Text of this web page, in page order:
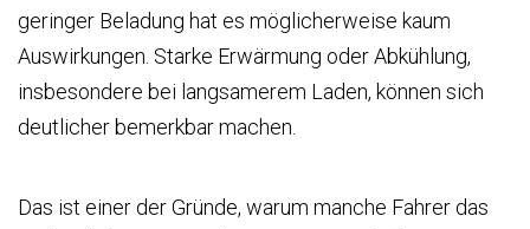
geringer Beladung hat es möglicherweise kaum
Auswirkungen. Starke Erwärmung oder Abkühlung,
insbesondere bei langsamerem Laden, können sich
deutlicher bemerkbar machen.
Das ist einer der Gründe, warum manche Fahrer das